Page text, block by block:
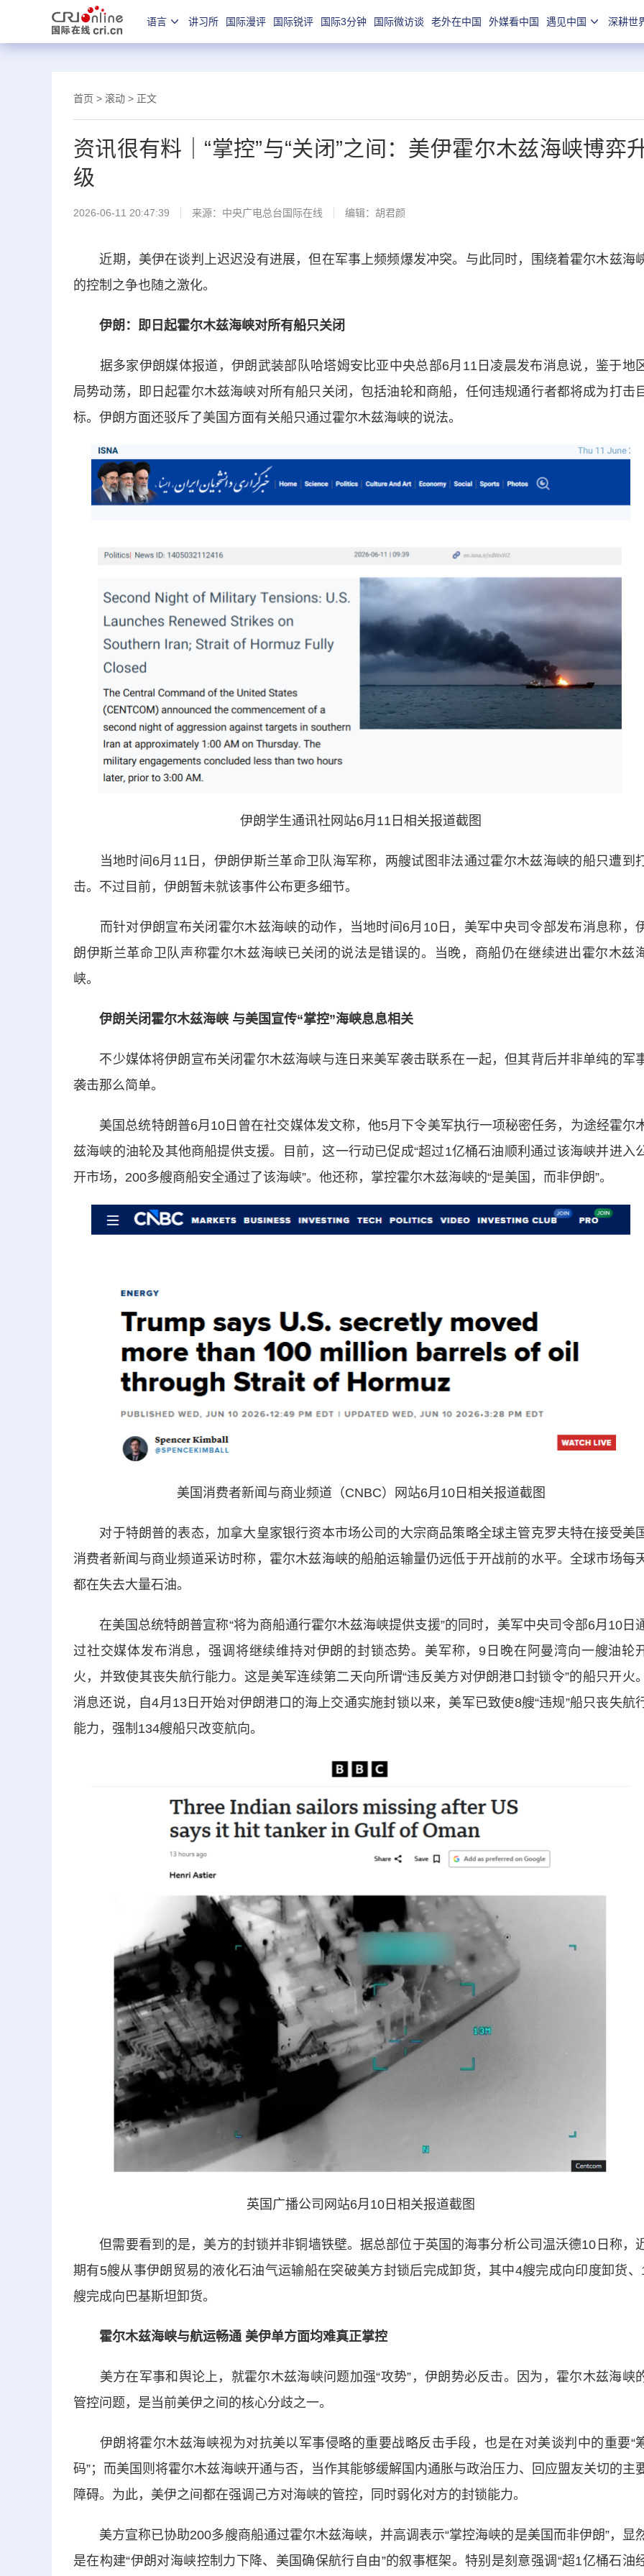
语言 讲习所 国际漫评 国际锐评 国际3分钟 国际微访谈 老外在中国 外媒看中国 遇见中国 深耕世
首页 > 滚动 > 正文
资讯很有料｜“掌控”与“关闭”之间：美伊霍尔木兹海峡博弈
级
2026-06-11 20:47:39 来源：中央广电总台国际在线 编辑：胡君颜
近期，美伊在谈判上迟迟没有进展，但在军事上频频爆发冲突。与此同时，围绕着霍尔木兹海
的控制之争也随之激化。
伊朗：即日起霍尔木兹海峡对所有船只关闭
据多家伊朗媒体报道，伊朗武装部队哈塔姆安比亚中央总部6月11日凌晨发布消息说，鉴于地
局势动荡，即日起霍尔木兹海峡对所有船只关闭，包括油轮和商船，任何违规通行者都将成为打击
标。伊朗方面还驳斥了美国方面有关船只通过霍尔木兹海峡的说法。
伊朗学生通讯社网站6月11日相关报道截图
当地时间6月11日，伊朗伊斯兰革命卫队海军称，两艘试图非法通过霍尔木兹海峡的船只遭到
击。不过目前，伊朗暂未就该事件公布更多细节。
而针对伊朗宣布关闭霍尔木兹海峡的动作，当地时间6月10日，美军中央司令部发布消息称，
朗伊斯兰革命卫队声称霍尔木兹海峡已关闭的说法是错误的。当晚，商船仍在继续进出霍尔木兹
峡。
伊朗关闭霍尔木兹海峡 与美国宣传“掌控”海峡息息相关
不少媒体将伊朗宣布关闭霍尔木兹海峡与连日来美军袭击联系在一起，但其背后并非单纯的军
袭击那么简单。
美国总统特朗普6月10日曾在社交媒体发文称，他5月下令美军执行一项秘密任务，为途经霍尔
兹海峡的油轮及其他商船提供支援。目前，这一行动已促成“超过1亿桶石油顺利通过该海峡并进入
开市场，200多艘商船安全通过了该海峡”。他还称，掌控霍尔木兹海峡的“是美国，而非伊朗”。
美国消费者新闻与商业频道（CNBC）网站6月10日相关报道截图
对于特朗普的表态，加拿大皇家银行资本市场公司的大宗商品策略全球主管克罗夫特在接受美
消费者新闻与商业频道采访时称，霍尔木兹海峡的船舶运输量仍远低于开战前的水平。全球市场每
都在失去大量石油。
在美国总统特朗普宣称“将为商船通行霍尔木兹海峡提供支援”的同时，美军中央司令部6月10日
过社交媒体发布消息，强调将继续维持对伊朗的封锁态势。美军称，9日晚在阿曼湾向一艘油轮
火，并致使其丧失航行能力。这是美军连续第二天向所谓“违反美方对伊朗港口封锁令”的船只开火
消息还说，自4月13日开始对伊朗港口的海上交通实施封锁以来，美军已致使8艘“违规”船只丧失航
能力，强制134艘船只改变航向。
英国广播公司网站6月10日相关报道截图
但需要看到的是，美方的封锁并非铜墙铁壁。据总部位于英国的海事分析公司温沃德10日称，
期有5艘从事伊朗贸易的液化石油气运输船在突破美方封锁后完成卸货，其中4艘完成向印度卸货、
艘完成向巴基斯坦卸货。
霍尔木兹海峡与航运畅通 美伊单方面均难真正掌控
美方在军事和舆论上，就霍尔木兹海峡问题加强“攻势”，伊朗势必反击。因为，霍尔木兹海峡
管控问题，是当前美伊之间的核心分歧之一。
伊朗将霍尔木兹海峡视为对抗美以军事侵略的重要战略反击手段，也是在对美谈判中的重要“
码”；而美国则将霍尔木兹海峡开通与否，当作其能够缓解国内通胀与政治压力、回应盟友关切的主
障碍。为此，美伊之间都在强调己方对海峡的管控，同时弱化对方的封锁能力。
美方宣称已协助200多艘商船通过霍尔木兹海峡，并高调表示“掌控海峡的是美国而非伊朗”，显
是在构建“伊朗对海峡控制力下降、美国确保航行自由”的叙事框架。特别是刻意强调“超1亿桶石油